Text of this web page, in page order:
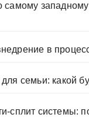
самому
в
семьи: какой
сплит системы: